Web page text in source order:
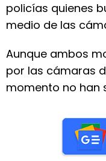
policías quienes
medio de las
Aunque ambos
por las cámaras
momento no han